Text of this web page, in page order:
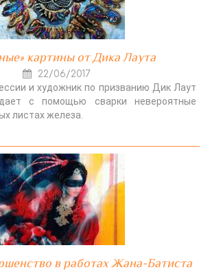
картины от Дика Лаута
22/06/2017
и художник по призванию Дик Лаут
с помощью сварки невероятные
листах железа.
в работах Жана-Батиста